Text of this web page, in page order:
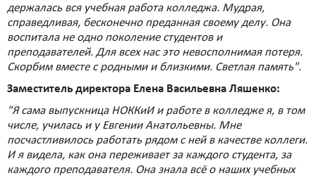
держалась вся учебная работа колледжа. Мудрая,
справедливая, бесконечно преданная своему делу. Она
воспитала не одно поколение студентов и
преподавателей. Для всех нас это невосполнимая потеря.
Скорбим вместе с родными и близкими. Светлая память".
Заместитель директора Елена Васильевна Ляшенко:
"Я сама выпускница НОККиИ и работе в колледже я, в том
числе, училась и у Евгении Анатольевны. Мне
посчастливилось работать рядом с ней в качестве коллеги.
И я видела, как она переживает за каждого студента, за
каждого преподавателя. Она знала всё о наших учебных